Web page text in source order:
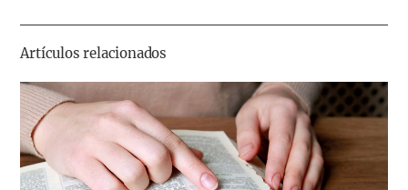
기
Artículos relacionados